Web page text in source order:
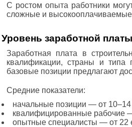
С ростом опыта работники
сложные и
Уровень заработной платы
Заработная плата в
квалификации, страны и типа
базовые позиции предлагают
Средние показатели:
начальные позиции — от 10–14
квалифицированные рабочие
опытные специалисты — от 22